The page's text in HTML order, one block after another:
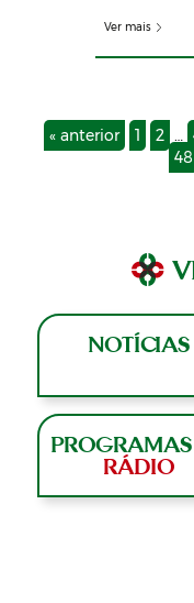
Ver mais
« anterior 1 2 …
48
NOTÍCIAS
RÁDIO